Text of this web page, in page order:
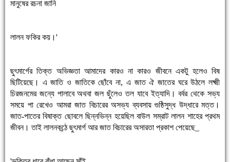
মানুষের রচনা জানি
লালন ফকির কয়।'
ছুৎমার্গের তিক্ত অভিজ্ঞতা আমাদের কারও না কারও জীবনে একটু হলেও বিষ
ছিটিয়েছে। এ জাতি ও জাতিকে ছোঁবে না, এ জাত ঐ জাতের ঘরে উঠলে লক্ষ্মী
চিরজনমের জন্যে পালাবে অথবা জল ছুঁলেও তল যাবে ইত্যাদি। বর্বর থেকে সভ্য
সময়ে পা রেখেও আমরা জাত বিচারের অসভ্য ব্যবসায় গুষ্ঠিসুদ্ধ উদ্ধারে মত্ত।
জাত-পাতের বিষাক্ত ছোবলে ছিন্নভিন্ন হয়েছিল বাউল সম্রাট লালন শাহের প্রথম
জীবন। তাই লালনকন্ঠে ছুৎমার্গ আর জাত বিচারের অসারতা প্রকাশ পেয়েছে_